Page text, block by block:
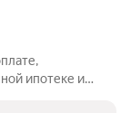
ипотеке и